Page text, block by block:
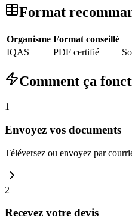
Format
Organisme Format conseillé
IQAS
PDF certifié
Comment ça
1
Envoyez vos documents
Téléversez ou envoyez par
2
Recevez votre devis